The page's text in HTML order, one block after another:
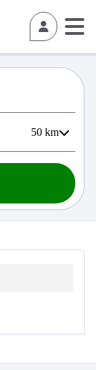
50 km